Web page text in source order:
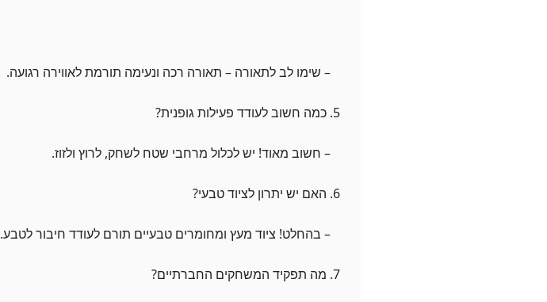
– שימו לב לתאורה – תאורה רכה ונעימה תורמת לאווירה רגועה.
5. כמה חשוב לעודד פעילות גופנית?
– חשוב מאוד! יש לכלול מרחבי שטח לשחק, לרוץ ולזוז.
6. האם יש יתרון לציוד טבעי?
– בהחלט! ציוד מעץ ומחומרים טבעיים תורם לעודד חיבור לטבע.
7. מה תפקיד המשחקים החברתיים?